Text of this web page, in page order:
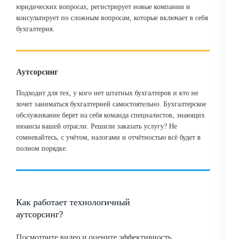
юридических вопросах, регистрирует новые компании и
консультирует по сложным вопросам, которые включает в себя
бухгалтерия.
Аутсорсинг
Подходит для тех, у кого нет штатных бухгалтеров и кто не
хочет заниматься бухгалтерией самостоятельно. Бухгалтерское
обслуживание берет на себя команда специалистов, знающих
нюансы вашей отрасли. Решили заказать услугу? Не
сомневайтесь, с учётом, налогами и отчётностью всё будет в
полном порядке.
Как работает технологичный
аутсорсинг?
Посмотрите видео и оцените эффективность